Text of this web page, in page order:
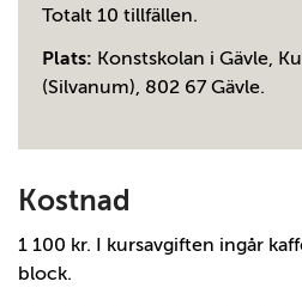
Totalt 10 tillfällen.
Plats: Konstskolan i Gävle,
(Silvanum), 802 67 Gävle.
Kostnad
1 100 kr. I kursavgiften ingår
block.